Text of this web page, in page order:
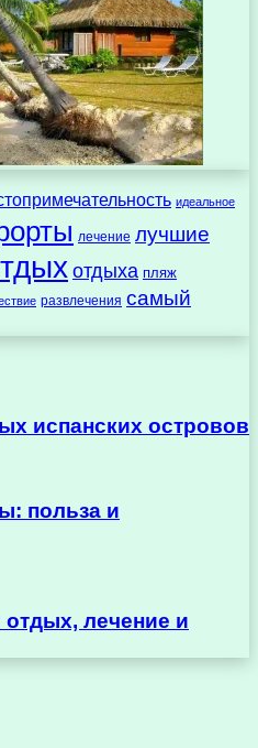
идеальное
лечение лучшие
отдыха пляж
развлечения самый
испанских островов
польза и
отдых, лечение и